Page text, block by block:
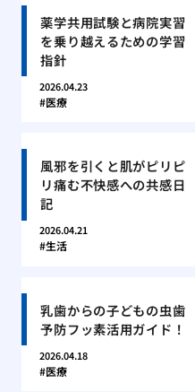
薬学共用試験と病院実習
を乗り越えるための学習
指針
2026.04.23
医療
風邪を引くと肌がピリピ
リ痛む不快感への共感日
記
2026.04.21
生活
乳歯からの子どもの虫歯
予防フッ素活用ガイド！
2026.04.18
医療